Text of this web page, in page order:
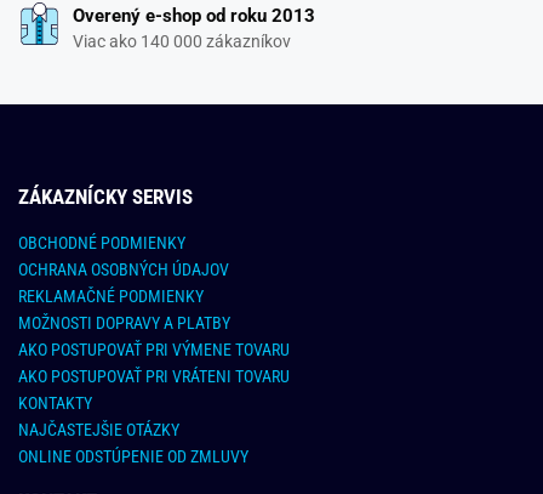
Overený e-shop od roku 2013
Viac ako 140 000 zákazníkov
ZÁKAZNÍCKY SERVIS
OBCHODNÉ PODMIENKY
OCHRANA OSOBNÝCH ÚDAJOV
REKLAMAČNÉ PODMIENKY
MOŽNOSTI DOPRAVY A PLATBY
AKO POSTUPOVAŤ PRI VÝMENE TOVARU
AKO POSTUPOVAŤ PRI VRÁTENI TOVARU
KONTAKTY
NAJČASTEJŠIE OTÁZKY
ONLINE ODSTÚPENIE OD ZMLUVY